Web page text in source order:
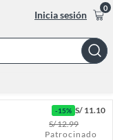
Inicia sesión
0
-15% S/ 11.10
S/12.99
Patrocinado